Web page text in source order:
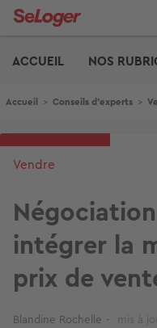
Aller
ACCUEIL
NOS
Fil d'Ariane
Accueil > Conseils d'experts >
Vendre
intégrer la
prix de
Blandine Rochelle mis à